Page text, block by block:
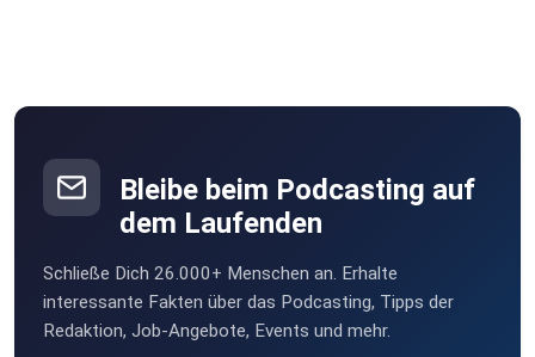
Bleibe beim Podcasting auf
dem Laufenden
Schließe Dich 26.000+ Menschen an. Erhalte
interessante Fakten über das Podcasting, Tipps der
Redaktion, Job-Angebote, Events und mehr.